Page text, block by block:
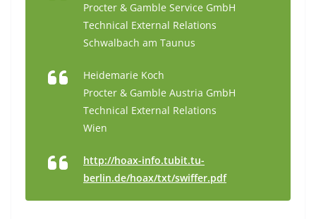
Procter & Gamble Service GmbH
Technical External Relations
Schwalbach am Taunus
Heidemarie Koch
Procter & Gamble Austria GmbH
Technical External Relations
Wien
http://hoax-info.tubit.tu-
berlin.de/hoax/txt/swiffer.pdf